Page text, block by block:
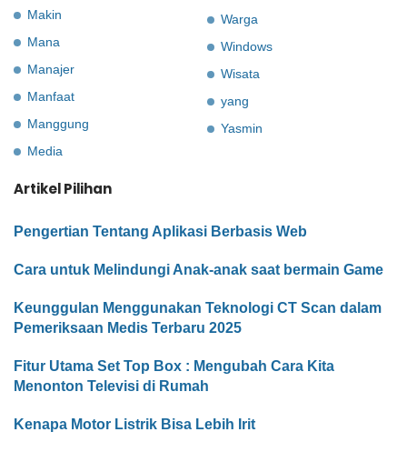
Makin
Mana
Manajer
Manfaat
Manggung
Media
Warga
Windows
Wisata
yang
Yasmin
Artikel Pilihan
Pengertian Tentang Aplikasi Berbasis Web
Cara untuk Melindungi Anak-anak saat bermain Game
Keunggulan Menggunakan Teknologi CT Scan dalam
Pemeriksaan Medis Terbaru 2025
Fitur Utama Set Top Box : Mengubah Cara Kita
Menonton Televisi di Rumah
Kenapa Motor Listrik Bisa Lebih Irit